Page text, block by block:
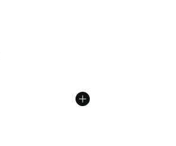
Sale. Der Preis ist von € 179,99 auf €